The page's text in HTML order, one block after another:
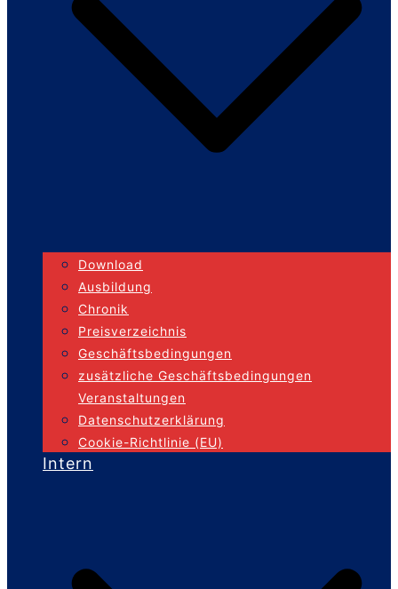
Download
Ausbildung
Chronik
Preisverzeichnis
Geschäftsbedingungen
zusätzliche Geschäftsbedingungen
Veranstaltungen
Datenschutzerklärung
Cookie-Richtlinie (EU)
Intern